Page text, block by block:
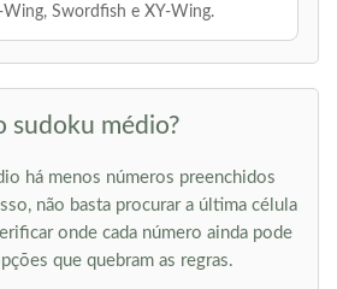
Wing, Swordfish e XY-Wing.
sudoku médio?
há menos números preenchidos
não basta procurar a última célula
onde cada número ainda pode
que quebram as regras.